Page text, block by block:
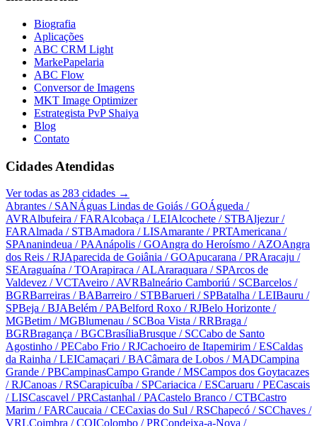
Biografia
Aplicações
ABC CRM Light
MarkePapelaria
ABC Flow
Conversor de Imagens
MKT Image Optimizer
Estrategista PvP Shaiya
Blog
Contato
Cidades Atendidas
Ver todas as 283 cidades →
Abrantes / SANÁguas Lindas de Goiás / GOÁgueda /
AVRAlbufeira / FARAlcobaça / LEIAlcochete / STBAljezur/
FARAlmada / STBAmadora / LISAmarante / PRTAmericana /
SPAnanindeua / PAAnápolis / GOAngra do Heroísmo / AZOAngra
dos Reis / RJAparecida de Goiânia / GOApucarana / PRAracaju /
SEAraguaína / TOArapiraca / ALAraraquara / SPArcos de
Valdevez / VCTAveiro / AVRBalneário Camboriú / SCBarcelos /
BGRBarreiras / BABarreiro / STBBarueri / SPBatalha / LEIBauru /
SPBeja / BJABelém / PABelford Roxo / RJBelo Horizonte /
MGBetim / MGBlumenau / SCBoa Vista / RRBraga /
BGRBragança / BGCBrasíliaBrusque / SCCabo de Santo
Agostinho / PECabo Frio / RJCachoeiro de Itapemirim / ESCaldas
da Rainha / LEICamaçari / BACâmara de Lobos / MADCampina
Grande / PBCampinasCampo Grande / MSCampos dos Goytacazes
/ RJCanoas / RSCarapicuíba / SPCariacica / ESCaruaru / PECascais
/ LISCascavel / PRCastanhal / PACastelo Branco / CTBCastro
Marim / FARCaucaia / CECaxias do Sul / RSChapecó / SCChaves /
VRLCoimbra / COIColombo / PRCondeixa-a-Nova /